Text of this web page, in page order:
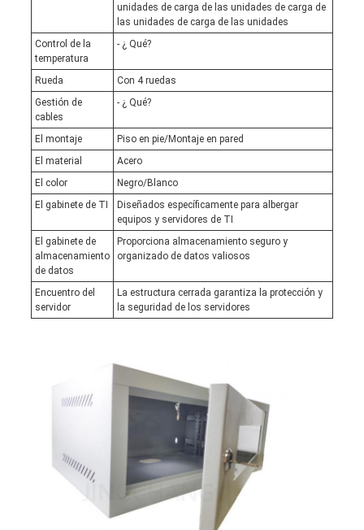
unidades de carga de las unidades de carga de
las unidades de carga de las unidades
Control de la
temperatura
- ¿ Qué?
Rueda
Con 4 ruedas
Gestión de
cables
- ¿ Qué?
El montaje
Piso en pie/Montaje en pared
El material
Acero
El color
Negro/Blanco
El gabinete de TI
Diseñados específicamente para albergar
equipos y servidores de TI
El gabinete de
almacenamiento
de datos
Proporciona almacenamiento seguro y
organizado de datos valiosos
Encuentro del
servidor
La estructura cerrada garantiza la protección y
la seguridad de los servidores